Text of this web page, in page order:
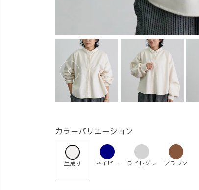
カラーバリエーション
生成り ネイビー ライトグレ
ー
ブラウン